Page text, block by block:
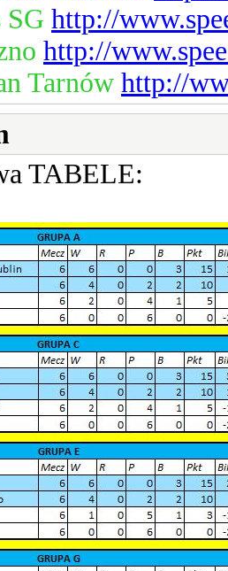
SG http://
http://
Tarnów http://
TABELE: